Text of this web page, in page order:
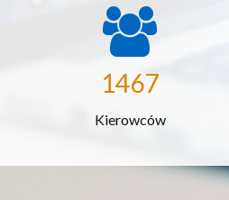
1467
Kierowców